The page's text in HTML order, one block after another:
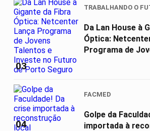
03
TRABALHANDO O
Da Lan House à
Óptica:
Programa de
04
FACMED
Golpe da
importada à